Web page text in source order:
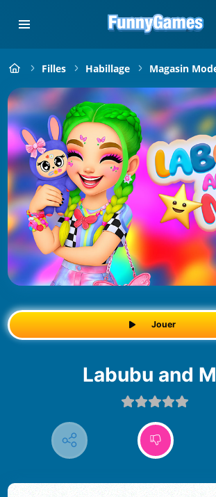
Filles Habillage Magasin
Jouer
Labubu and